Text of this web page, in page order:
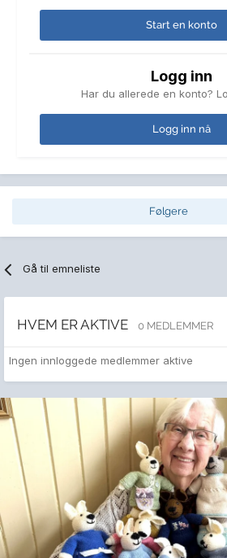
Start en konto
Logg inn
Har du allerede en konto?
Logg inn nå
Følgere
Gå til emneliste
HVEM ER AKTIVE 0 MEDLEMMER
Ingen innloggede medlemmer aktive